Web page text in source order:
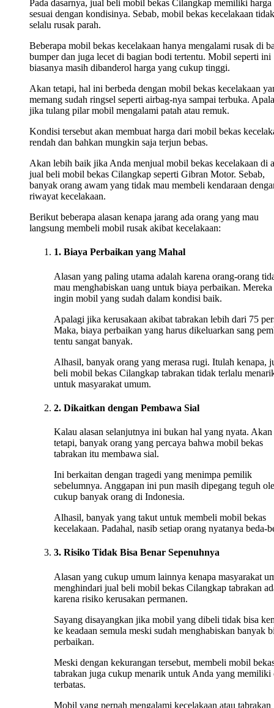
Pada dasarnya, jual beli mobil bekas Cilangkap memiliki harga
sesuai dengan kondisinya. Sebab, mobil bekas kecelakaan tidak
selalu rusak parah.
Beberapa mobil bekas kecelakaan hanya mengalami rusak di
bumper dan juga lecet di bagian bodi tertentu. Mobil seperti ini
biasanya masih dibanderol harga yang cukup tinggi.
Akan tetapi, hal ini berbeda dengan mobil bekas kecelakaan
memang sudah ringsel seperti airbag-nya sampai terbuka.
jika tulang pilar mobil mengalami patah atau remuk.
Kondisi tersebut akan membuat harga dari mobil bekas
rendah dan bahkan mungkin saja terjun bebas.
Akan lebih baik jika Anda menjual mobil bekas kecelakaan di
jual beli mobil bekas Cilangkap seperti Gibran Motor. Sebab,
banyak orang awam yang tidak mau membeli kendaraan
riwayat kecelakaan.
Berikut beberapa alasan kenapa jarang ada orang yang mau
langsung membeli mobil rusak akibat kecelakaan:
1. Biaya Perbaikan yang Mahal
Alasan yang paling utama adalah karena orang-orang
mau menghabiskan uang untuk biaya perbaikan. Mereka
ingin mobil yang sudah dalam kondisi baik.
Apalagi jika kerusakaan akibat tabrakan lebih dari 75
Maka, biaya perbaikan yang harus dikeluarkan sang
tentu sangat banyak.
Alhasil, banyak orang yang merasa rugi. Itulah kenapa,
beli mobil bekas Cilangkap tabrakan tidak terlalu
untuk masyarakat umum.
2. Dikaitkan dengan Pembawa Sial
Kalau alasan selanjutnya ini bukan hal yang nyata. Akan
tetapi, banyak orang yang percaya bahwa mobil bekas
tabrakan itu membawa sial.
Ini berkaitan dengan tragedi yang menimpa pemilik
sebelumnya. Anggapan ini pun masih dipegang teguh
cukup banyak orang di Indonesia.
Alhasil, banyak yang takut untuk membeli mobil bekas
kecelakaan. Padahal, nasib setiap orang nyatanya beda-
3. Risiko Tidak Bisa Benar Sepenuhnya
Alasan yang cukup umum lainnya kenapa masyarakat
menghindari jual beli mobil bekas Cilangkap tabrakan
karena risiko kerusakan permanen.
Sayang disayangkan jika mobil yang dibeli tidak bisa
ke keadaan semula meski sudah menghabiskan banyak
perbaikan.
Meski dengan kekurangan tersebut, membeli mobil
tabrakan juga cukup menarik untuk Anda yang memiliki
terbatas.
Mobil yang pernah mengalami kecelakaan atau tabrakan